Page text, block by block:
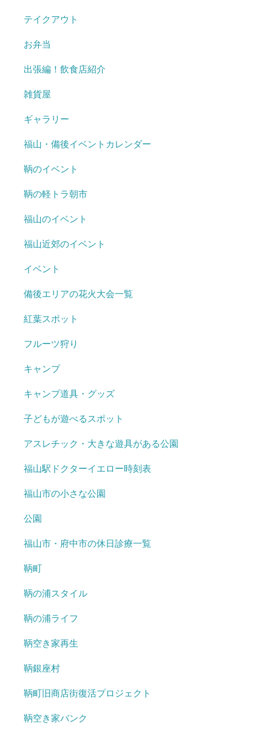
テイクアウト
お弁当
出張編！飲食店紹介
雑貨屋
ギャラリー
福山・備後イベントカレンダー
鞆のイベント
鞆の軽トラ朝市
福山のイベント
福山近郊のイベント
イベント
備後エリアの花火大会一覧
紅葉スポット
フルーツ狩り
キャンプ
キャンプ道具・グッズ
子どもが遊べるスポット
アスレチック・大きな遊具がある公園
福山駅ドクターイエロー時刻表
福山市の小さな公園
公園
福山市・府中市の休日診療一覧
鞆町
鞆の浦スタイル
鞆の浦ライフ
鞆空き家再生
鞆銀座村
鞆町旧商店街復活プロジェクト
鞆空き家バンク